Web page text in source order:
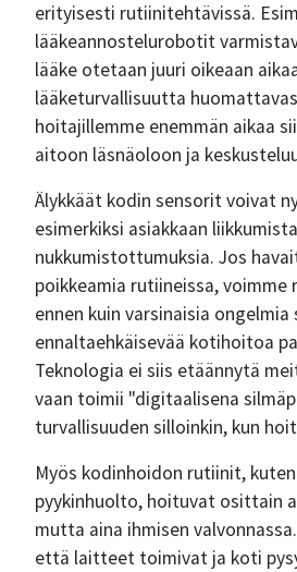
erityisesti rutiinitehtävissä.
lääkeannostelurobotit
lääke otetaan juuri oikeaan
lääketurvallisuutta
hoitajillemme enemmän aikaa
aitoon läsnäoloon ja
Älykkäät kodin sensorit voivat
esimerkiksi asiakkaan
nukkumistottumuksia. Jos
poikkeamia rutiineissa, voimme
ennen kuin varsinaisia ongelmia
ennaltaehkäisevää kotihoitoa
Teknologia ei siis etäännytä
vaan toimii "digitaalisena
turvallisuuden silloinkin, kun
Myös kodinhoidon rutiinit,
pyykinhuolto, hoituvat osittain
mutta aina ihmisen
että laitteet toimivat ja koti